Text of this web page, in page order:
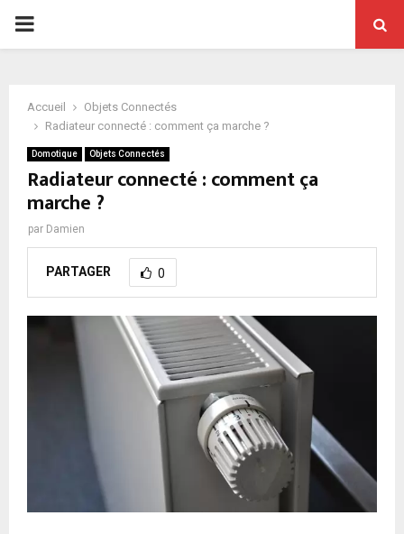
PRIMARY
Accueil
Objets Connectés
Radiateur connecté : comment ça marche ?
Domotique Objets Connectés
Radiateur connecté : comment ça
marche ?
par Damien
PARTAGER 0